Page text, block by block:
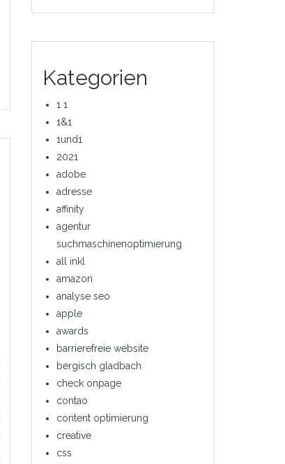
Kategorien
1 1
1&1
1und1
2021
adobe
adresse
affinity
agentur
suchmaschinenoptimierung
all inkl
amazon
analyse seo
apple
awards
barrierefreie website
bergisch gladbach
check onpage
contao
content optimierung
creative
css